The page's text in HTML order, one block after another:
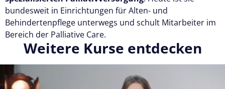
bundesweit in Einrichtungen für Alten- und
Behindertenpflege unterwegs und schult Mitarbeiter im
Bereich der Palliative Care.
Weitere Kurse entdecken